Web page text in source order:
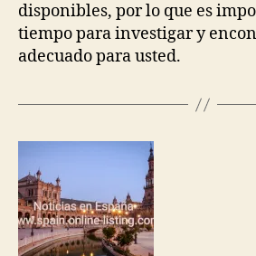
disponibles, por lo que es
tiempo para investigar y
adecuado para usted.